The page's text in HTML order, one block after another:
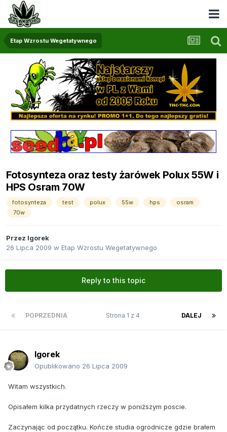
Etap Wzrostu Wegetatywnego
Fotosynteza oraz testy żarówek Polux 55W i
HPS Osram 70W
fotosynteza test polux 55w hps
osram
70w
Przez lgorek
26 Lipca 2009 w Etap Wzrostu Wegetatywnego
Reply to this topic
POPRZEDNIA DALEJ
Strona 1 z 4
lgorek
Opublikowano 26 Lipca 2009
Witam wszystkich.
Opisałem kilka przydatnych rzeczy w poniższym poscie.
Zaczynając od początku. Kończe studia ogrodnicze gdzie brałem